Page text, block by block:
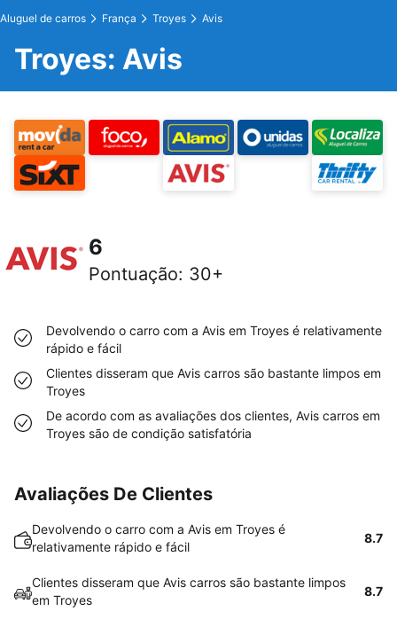
Aluguel de carros França Troyes Avis
Troyes: Avis
6
Pontuação: 30+
Devolvendo o carro com a Avis em Troyes é relativamente
rápido e fácil
Clientes disseram que Avis carros são bastante limpos em
Troyes
De acordo com as avaliações dos clientes, Avis carros em
Troyes são de condição satisfatória
Avaliações De Clientes
Devolvendo o carro com a Avis em Troyes é
relativamente rápido e fácil
8.7
Clientes disseram que Avis carros são bastante limpos
em Troyes
8.7